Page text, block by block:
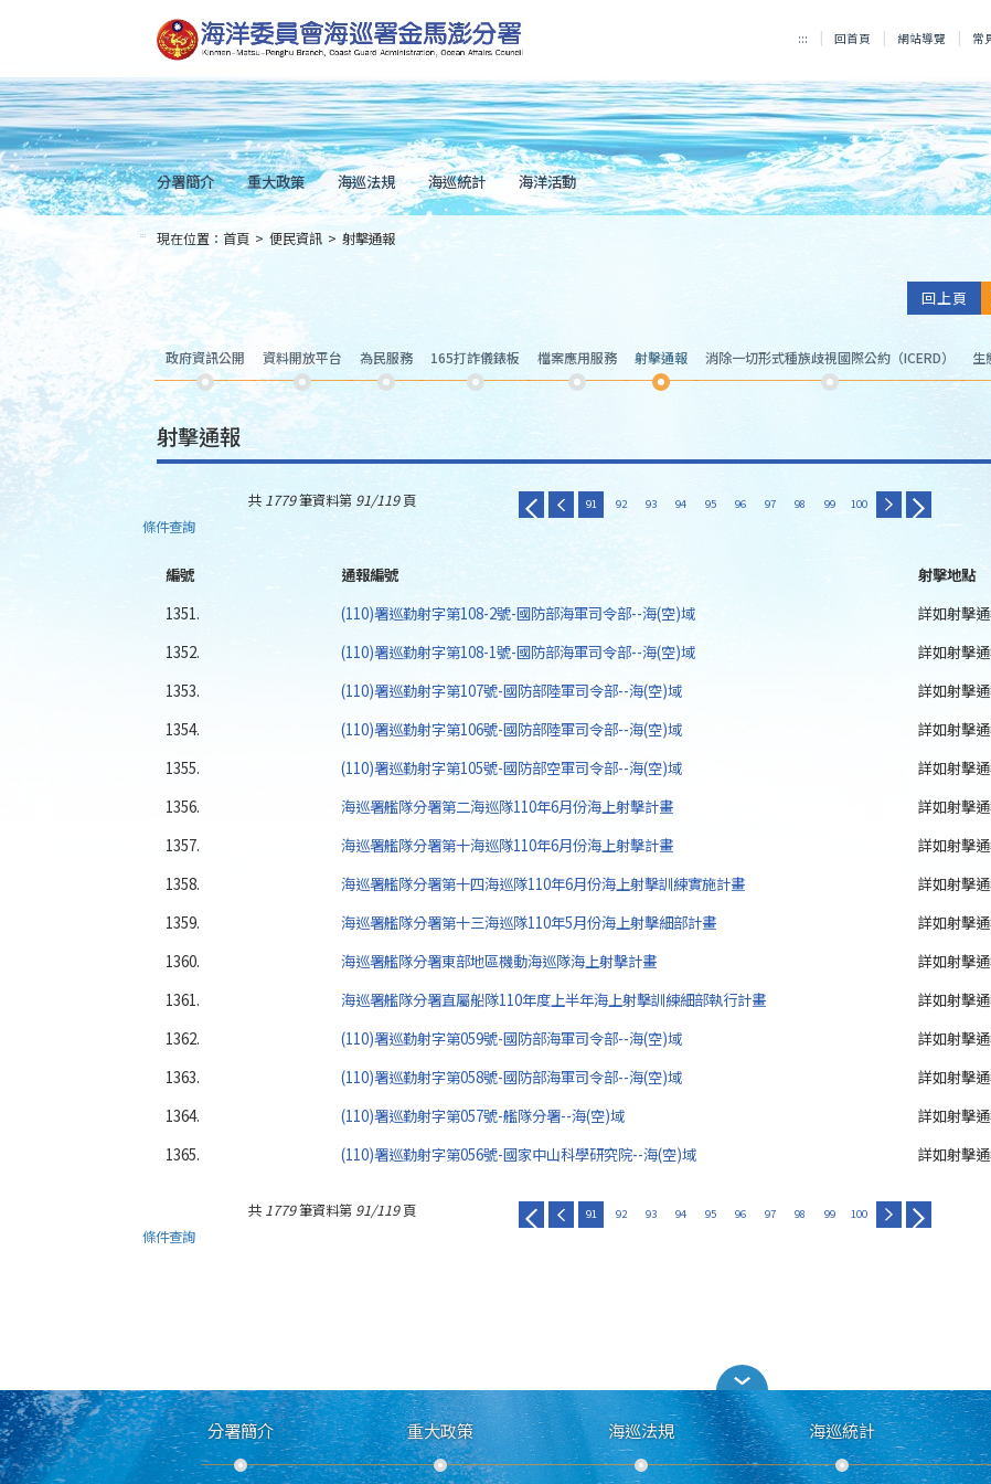
到
主
要
內
容
Skip
to
main
content
::: 回首頁 網站導覽 常
分署簡介 重大政策 海巡法規 海巡統計 海洋活動
::: 現在位置： 首頁 > 便民資訊 > 射擊通報
回上頁
政府資訊公開 資料開放平台 為民服務 165打詐儀錶板 檔案應用服務 射擊通報 消除一切形式種族歧視國際公約（ICERD） 生
射擊通報
共 1779筆資料第 91/119頁 91 92 93 94 95 96 97 98 99 100
條件查詢
編號 通報編號 射擊地點
1351.
(110)署巡勤射字第108-2號-國防部海軍司令部--海(空)域 詳如射擊
1352.
(110)署巡勤射字第108-1號-國防部海軍司令部--海(空)域 詳如射擊
1353.
(110)署巡勤射字第107號-國防部陸軍司令部--海(空)域 詳如射擊
1354.
(110)署巡勤射字第106號-國防部陸軍司令部--海(空)域 詳如射擊
1355.
(110)署巡勤射字第105號-國防部空軍司令部--海(空)域 詳如射擊
1356.
海巡署艦隊分署第二海巡隊110年6月份海上射擊計畫 詳如射擊
1357.
海巡署艦隊分署第十海巡隊110年6月份海上射擊計畫 詳如射擊
1358.
海巡署艦隊分署第十四海巡隊110年6月份海上射擊訓練實施計畫 詳如射擊
1359.
海巡署艦隊分署第十三海巡隊110年5月份海上射擊細部計畫 詳如射擊
1360.
海巡署艦隊分署東部地區機動海巡隊海上射擊計畫 詳如射擊
1361.
海巡署艦隊分署直屬船隊110年度上半年海上射擊訓練細部執行計畫 詳如射擊
1362.
(110)署巡勤射字第059號-國防部海軍司令部--海(空)域 詳如射擊
1363.
(110)署巡勤射字第058號-國防部海軍司令部--海(空)域 詳如射擊
1364.
(110)署巡勤射字第057號-艦隊分署--海(空)域 詳如射擊
1365.
(110)署巡勤射字第056號-國家中山科學研究院--海(空)域 詳如射擊
共 1779筆資料第 91/119頁 91 92 93 94 95 96 97 98 99 100
條件查詢
分署簡介 重大政策 海巡法規 海巡統計